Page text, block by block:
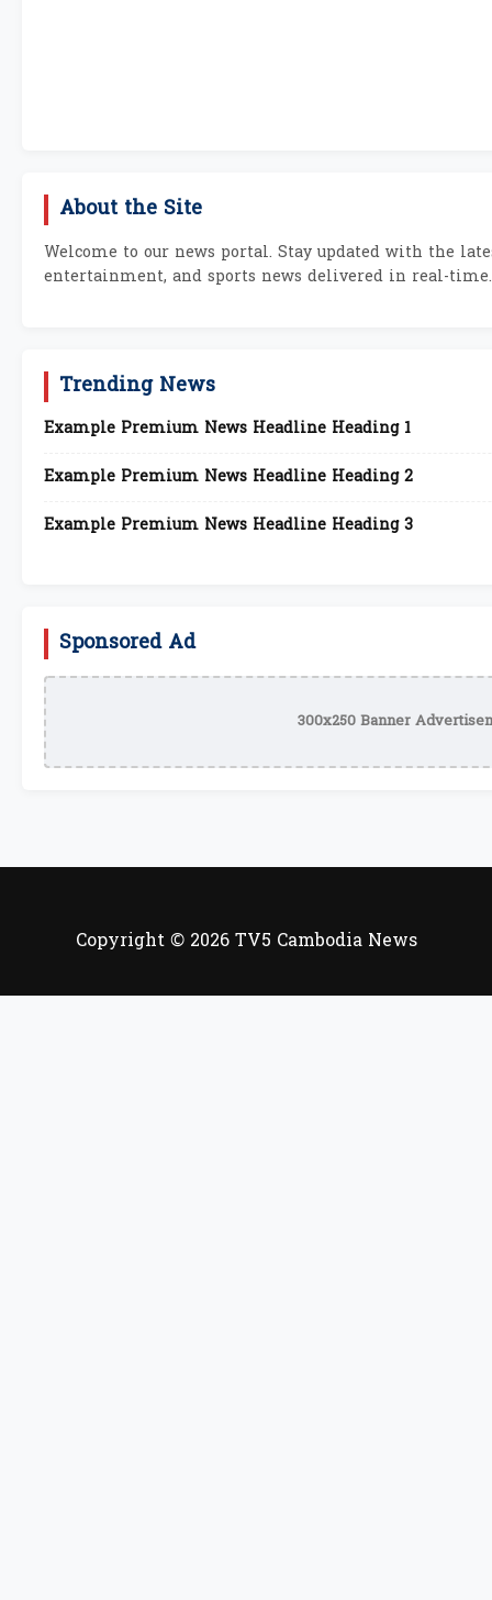
About the Site
Welcome to our news portal. Stay updated with the
entertainment, and sports news delivered in real-time.
Trending News
Example Premium News Headline Heading 1
Example Premium News Headline Heading 2
Example Premium News Headline Heading 3
Sponsored Ad
300x250 Banner
Copyright © 2026 TV5 Cambodia News